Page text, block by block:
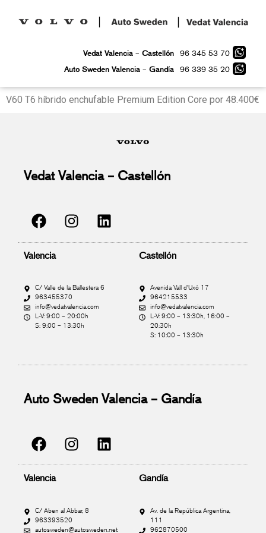
Vedat Valencia–Castellón
96 345 53 70
Auto Sweden Valencia–Gandía 96 339 35 20
V60 T6 híbrido enchufable Premium Edition Core por 48.400€
Vedat Valencia – Castellón
Valencia
C/ Valle de la Ballestera 6
963455370
info@vedatvalencia.com
L-V: 9:00 – 20:00h
S: 9:00 – 13:30h
Castellón
Avenida Vall d'Uxó 17
964215533
info@vedatvalencia.com
L-V: 9:00 – 13:30h, 16:00 –
20:30h
S: 10:00 – 13:30h
Auto Sweden Valencia – Gandía
Valencia
C/ Aben al Abbar, 8
963393520
autosweden@autosweden.net
Gandía
Av. de la República Argentina,
111
962870500